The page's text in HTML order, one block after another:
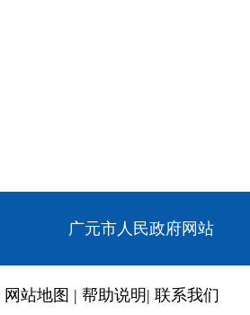
广元市人民政府网站
网站地图 | 帮助说明 | 联系我们